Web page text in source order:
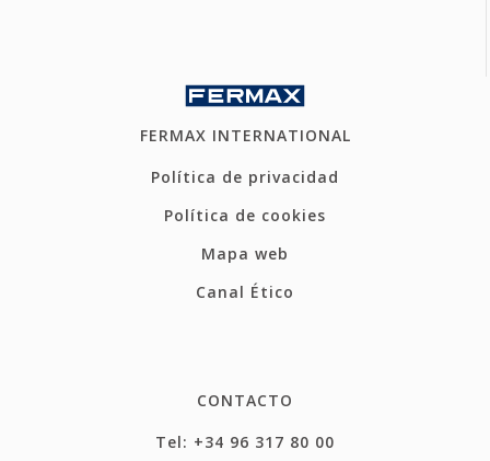
FERMAX INTERNATIONAL
Política de privacidad
Política de cookies
Mapa web
Canal Ético
CONTACTO
Tel: +34 96 317 80 00